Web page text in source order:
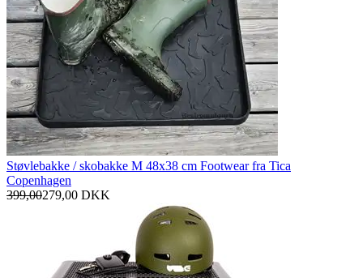
Støvlebakke / skobakke M 48x38 cm Footwear fra Tica
Copenhagen
399,00279,00 DKK